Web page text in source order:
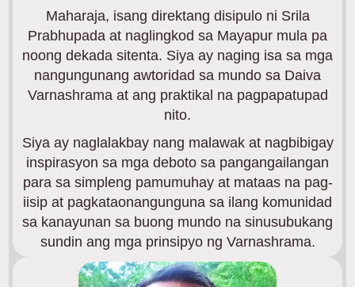
Maharaja, isang direktang disipulo ni Srila
Prabhupada at naglingkod sa Mayapur mula pa
noong dekada sitenta. Siya ay naging isa sa mga
nangungunang awtoridad sa mundo sa Daiva
Varnashrama at ang praktikal na pagpapatupad
nito.
Siya ay naglalakbay nang malawak at nagbibigay
inspirasyon sa mga deboto sa pangangailangan
para sa simpleng pamumuhay at mataas na pag-
iisip at pagkataonangunguna sa ilang komunidad
sa kanayunan sa buong mundo na sinusubukang
sundin ang mga prinsipyo ng Varnashrama.